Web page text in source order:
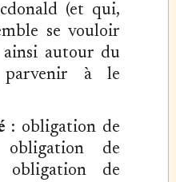
(et qui,
se vouloir
ainsi autour du
parvenir à le
: obligation de
de
obligation de